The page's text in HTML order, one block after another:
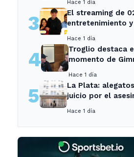
Hace 1 día
3
El streaming de
entretenimiento
Ensenada.
Hace 1 día
4
Troglio destaca
momento de
Hace 1 día
5
La Plata:
juicio por el
Hace 1 día